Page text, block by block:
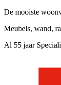
De mooiste
Meubels, wand,
Al 55 jaar